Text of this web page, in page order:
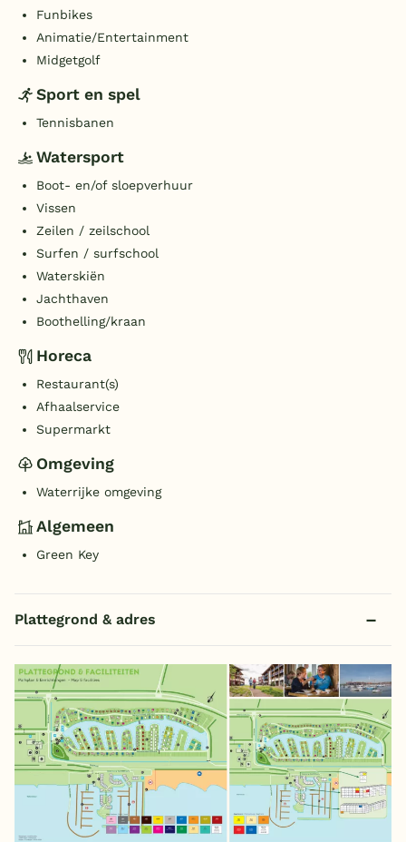
Funbikes
Animatie/Entertainment
Midgetgolf
Sport en spel
Tennisbanen
Watersport
Boot- en/of sloepverhuur
Vissen
Zeilen / zeilschool
Surfen / surfschool
Waterskiën
Jachthaven
Boothelling/kraan
Horeca
Restaurant(s)
Afhaalservice
Supermarkt
Omgeving
Waterrijke omgeving
Algemeen
Green Key
Plattegrond & adres